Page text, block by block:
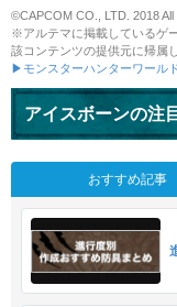
©CAPCOM CO., LTD. 2018 All
※アルテマに掲載しているゲ
該コンテンツの提供元に帰属
▶モンスターハンターワール
アイスボーンの注
おすすめ記事